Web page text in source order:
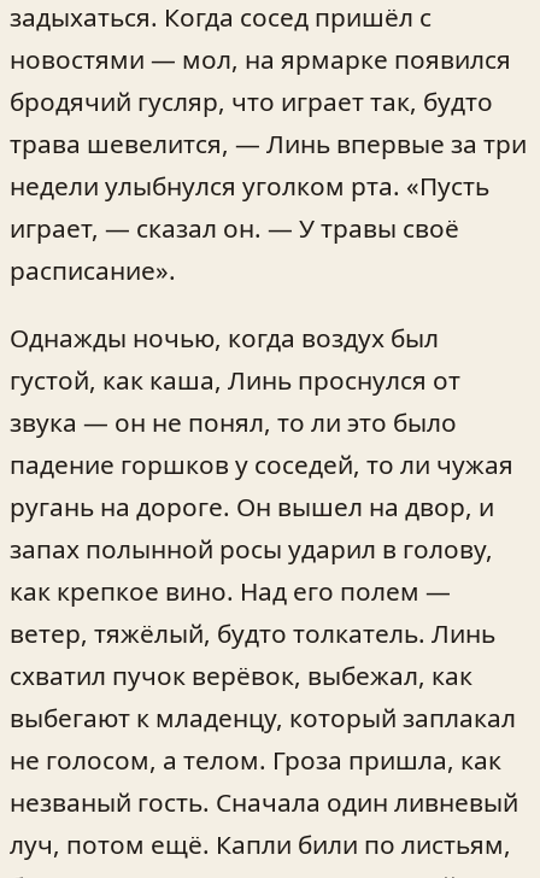
задыхаться. Когда сосед пришёл с
новостями — мол, на ярмарке появился
бродячий гусляр, что играет так, будто
трава шевелится, — Линь впервые за три
недели улыбнулся уголком рта. «Пусть
играет, — сказал он. — У травы своё
расписание».
Однажды ночью, когда воздух был
густой, как каша, Линь проснулся от
звука — он не понял, то ли это было
падение горшков у соседей, то ли чужая
ругань на дороге. Он вышел на двор, и
запах полынной росы ударил в голову,
как крепкое вино. Над его полем —
ветер, тяжёлый, будто толкатель. Линь
схватил пучок верёвок, выбежал, как
выбегают к младенцу, который заплакал
не голосом, а телом. Гроза пришла, как
незваный гость. Сначала один ливневый
луч, потом ещё. Капли били по листьям,